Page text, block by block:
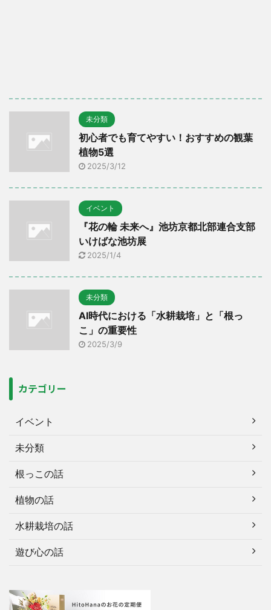
未分類
初心者でも育てやすい！おすすめの観葉
植物5選
2025/3/12
イベント
『花の輪 未来へ』池坊京都北部連合支部
いけばな池坊展
2025/1/4
未分類
AI時代における「水耕栽培」と「根っ
こ」の重要性
2025/3/9
カテゴリー
イベント
未分類
根っこの話
植物の話
水耕栽培の話
遊び心の話